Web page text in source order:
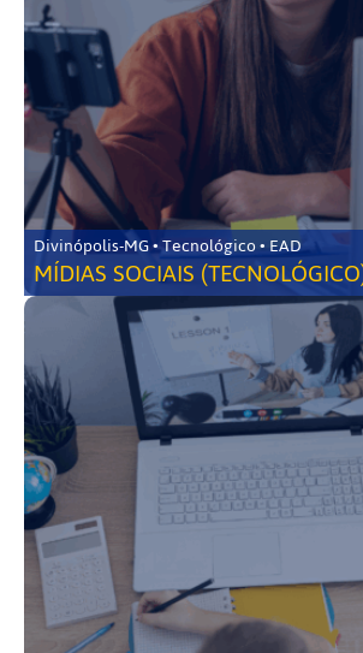
Divinópolis-MG • Tecnológico • EAD
MÍDIAS SOCIAIS